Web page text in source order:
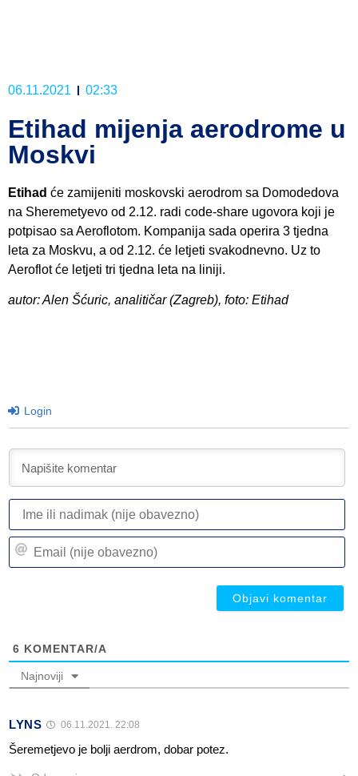
06.11.2021 02:33
Etihad mijenja aerodrome u
Moskvi
Etihad će zamijeniti moskovski aerodrom sa Domodedova
na Sheremetyevo od 2.12. radi code-share ugovora koji je
potpisao sa Aeroflotom. Kompanija sada operira 3 tjedna
leta za Moskvu, a od 2.12. će letjeti svakodnevno. Uz to
Aeroflot će letjeti tri tjedna leta na liniji.
autor: Alen Šćuric, analitičar (Zagreb), foto: Etihad
Login
6 KOMENTAR/A
Najnoviji
LYNS 06.11.2021. 22:08
Šeremetjevo je bolji aerdrom, dobar potez.